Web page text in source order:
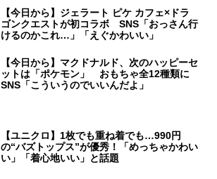
【今日から】ジェラート ピケ カフェ×ドラ
ゴンクエストが初コラボ SNS「おっさん行
けるのかこれ…」「えぐかわいい」
【今日から】マクドナルド、次のハッピーセ
ットは「ポケモン」 おもちゃ全12種類に
SNS「こういうのでいいんだよ」
【ユニクロ】1枚でも重ね着でも…990円
の“バズトップス”が優秀！「めっちゃかわい
い」「着心地いい」と話題